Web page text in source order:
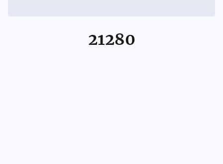
21280